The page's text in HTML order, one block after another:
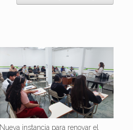
Nueva instancia para renovar el